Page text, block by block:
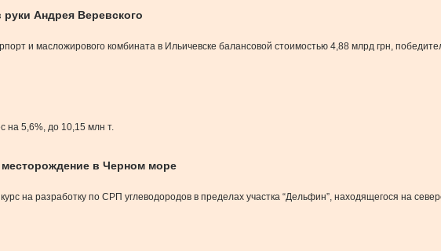
Андрея Веревского
и масложирового комбината в Ильичевске балансовой стоимостью 4,88 млрд грн,
на 5,6%, до 10,15 млн т.
в Черном море
на разработку по СРП углеводородов в пределах участка “Дельфин”, находящегося на